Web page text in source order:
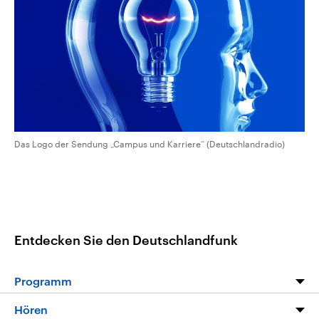
CDU, SPD und FDP regiert.-
Umfragen, Prognosen,
Wahlprogramme, aktuelle Berichte
und Hintergründe zu den Parteien
und Kandidaten der anstehenden
aktuelle Weltgeschehen.
Sendungen Programm Podcasts
Audio-Archiv
Das Logo der Sendung „Campus und Karriere“ (Deutschlandradio)
Entdecken Sie den Deutschlandfunk
Programm
Programm
Hören